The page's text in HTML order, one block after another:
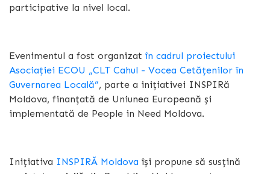
participative la nivel local.
Evenimentul a fost organizat în cadrul proiectului
Asociației ECOU „CLT Cahul - Vocea Cetățenilor în
Guvernarea Locală”, parte a inițiativei INSPIRă
Moldova, finanțată de Uniunea Europeană și
implementată de People in Need Moldova.
Inițiativa INSPIRĂ Moldova își propune să susțină